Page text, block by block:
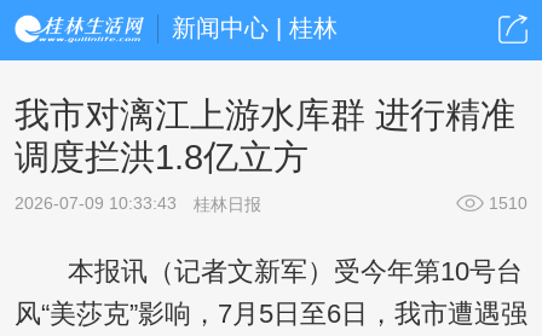
新闻中心 | 桂林
我市对漓江上游水库群 进行精准
调度拦洪1.8亿立方
2026-07-09 10:33:43 桂林日报 1510
本报讯（记者文新军）受今年第10号台
风“美莎克”影响，7月5日至6日，我市遭遇强